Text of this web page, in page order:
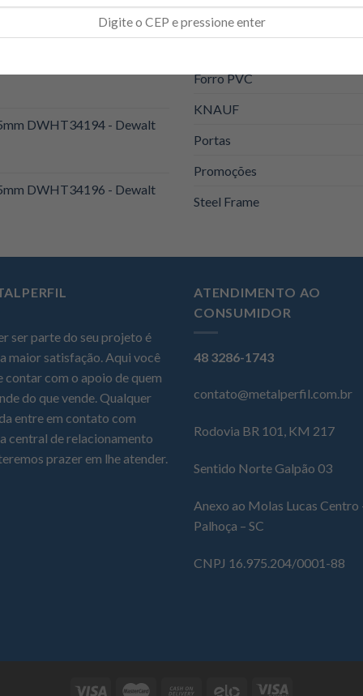
Drywall
DWHT34194 - Dewalt
DWHT34196 - Dewalt
Ferramentas
Forro PVC
KNAUF
Portas
Promoções
Steel Frame
ser parte do seu projeto é
maior satisfação. Aqui você
contar com o apoio de quem
do que vende. Qualquer
entre em contato com
central de relacionamento
prazer em lhe atender.
ATENDIMENTO AO
CONSUMIDOR
48 3286-1743
contato@metalperfil.com.br
Rodovia BR 101, KM 217
Sentido Norte Galpão 03
Anexo ao Molas Lucas Centro
Palhoça – SC
CNPJ 16.975.204/0001-88